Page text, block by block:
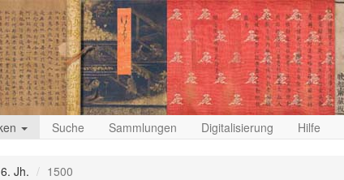
Suche Sammlungen Digitalisierung Hilfe
Jh. 1500